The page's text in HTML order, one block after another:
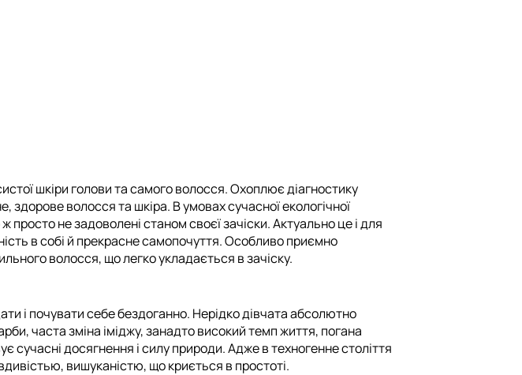
шкіри голови та самого волосся. Охоплює діагностику
волосся та шкіра. В умовах сучасної екологічної
не задоволені станом своєї зачіски. Актуально це і для
в собі й прекрасне самопочуття. Особливо приємно
волосся, що легко укладається в зачіску.
і почувати себе бездоганно. Нерідко дівчата абсолютно
часта зміна іміджу, занадто високий темп життя, погана
сучасні досягнення і силу природи. Адже в техногенне століття
вишуканістю, що криється в простоті.